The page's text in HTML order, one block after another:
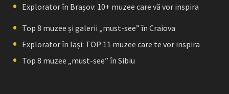
Explorator în Brașov: 10+ muzee care vă vor inspira
Top 8 muzee și galerii „must-see” în Craiova
Explorator în Iași: TOP 11 muzee care te vor inspira
Top 8 muzee „must-see” în Sibiu